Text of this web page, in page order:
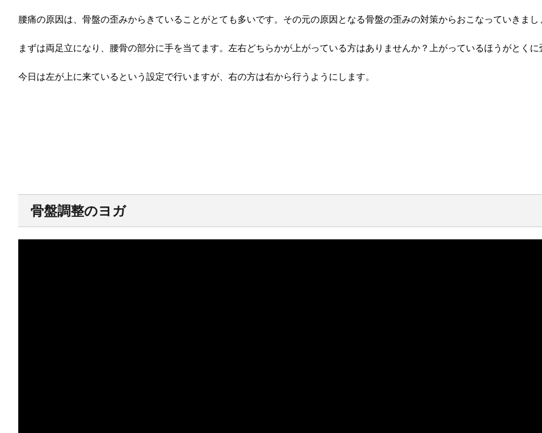
腰痛の原因は、骨盤の歪みからきていることがとても多いです。その元の原因となる骨盤の歪みの対策からおこなっていきまし
まずは両足立になり、腰骨の部分に手を当てます。左右どちらかが上がっている方はありませんか？上がっているほうがとく
今日は左が上に来ているという設定で行いますが、右の方は右から行うようにします。
骨盤調整のヨガ